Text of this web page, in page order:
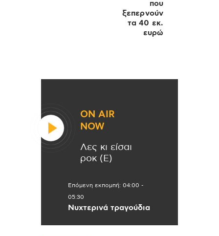
που
ξεπερνούν
τα 40 εκ.
ευρώ
ON AIR
NOW
Λες κι είσαι
ροκ (Ε)
Επόμενη εκπομπή: 04:00 -
05:30
Νυχτερινά τραγούδια